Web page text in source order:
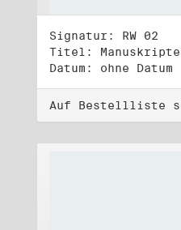
Signatur: RW 02
Datum: ohne Datum
Auf Bestellliste